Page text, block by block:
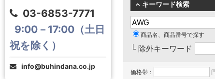
03-6853-7771
9:00－17:00（土日
祝を除く）
info@buhindana.co.jp
キーワード検索
商品名、商品番号で探す
└ 除外キーワード
価格帯：